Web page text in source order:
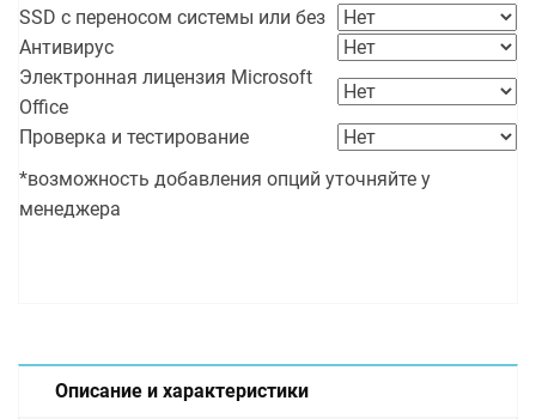
SSD с переносом системы или без
Антивирус
Электронная лицензия Microsoft
Office
Проверка и тестирование
*возможность добавления опций уточняйте у
менеджера
Описание и характеристики